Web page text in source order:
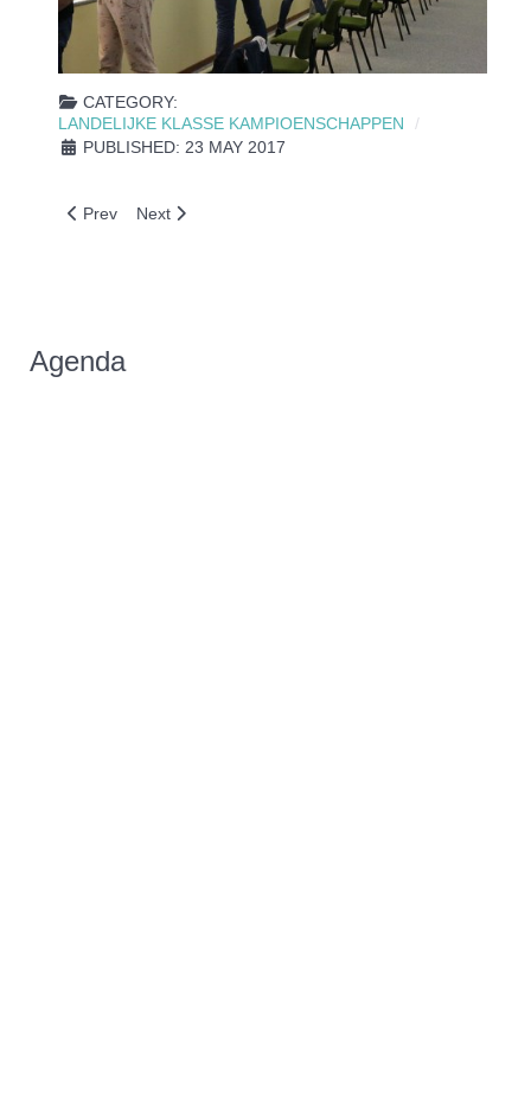
CATEGORY:
LANDELIJKE KLASSE KAMPIOENSCHAPPEN
PUBLISHED: 23 MAY 2017
Previous article: LKK sponsoren bedankt!
Prev Next article: LKK Aanmeldingen; nog 1 week en 118
Next
Agenda